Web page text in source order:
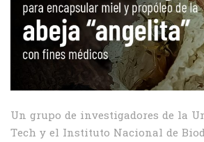
Un grupo de investigadores de la
Tech y el Instituto Nacional de